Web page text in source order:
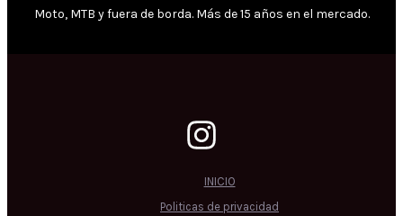
Moto, MTB y fuera de borda. Más de 15 años en el mercado.
INICIO
Politicas de privacidad